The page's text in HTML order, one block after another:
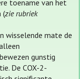
toename van het
(zie rubriek
wisselende mate de
gunstig
De COX-2-